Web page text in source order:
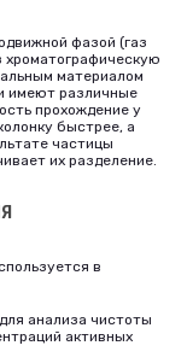
фазой (газ
хроматографическую
материалом
имеют различные
прохождение у
быстрее, а
частицы
их разделение.
в
анализа чистоты
активных